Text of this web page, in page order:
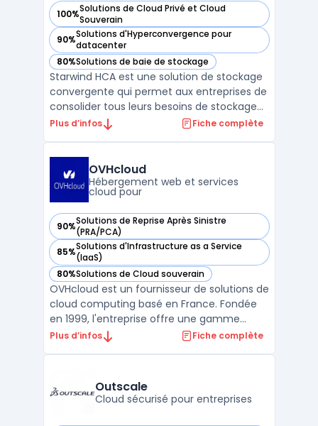
100%Solutions de Cloud Privé et Cloud
Souverain
— voir Starwind HCA dans cette catégorie
90%Solutions d'Hyperconvergence pour
datacenter
— voir Starwind HCA dans cette catégorie
80%Solutions de baie de stockage
— voir Starwind HCA dans cette catégorie
Starwind HCA est une solution de stockage
convergente qui permet aux entreprises de
consolider tous leurs besoins de stockage
et de virtualisation. Elle combine une
disponible pour une capacité de stockage à
la fois flexible e ...
Plus d’infos Fiche complète
OVHcloud
Hébergement web et services
cloud pour
90%Solutions de Reprise Après Sinistre
(PRA/PCA)
— voir OVHcloud dans cette catégorie
85%Solutions d'Infrastructure as a Service
(IaaS)
— voir OVHcloud dans cette catégorie
80%Solutions de Cloud souverain
— voir OVHcloud dans cette catégorie
OVHcloud est un fournisseur de solutions de
cloud computing basé en France. Fondée
en 1999, l'entreprise offre une gamme
complète de services cloud, y compris des
gestion de projets. La plateforme cloud
d'OVHcloud est co ...
Plus d’infos Fiche complète
Outscale
Cloud sécurisé pour entreprises